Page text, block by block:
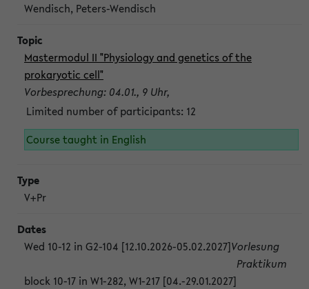
Wendisch, Peters-Wendisch
Mastermodul II "Physiology and genetics of the
prokaryotic cell"
Vorbesprechung: 04.01., 9 Uhr,
Limited number of participants: 12
Course taught in English
V+Pr
Wed 10-12 in G2-104 [12.10.2026-05.02.2027]Vorlesung
block 10-17 in W1-282, W1-217 [04.-29.01.2027]
Praktikum